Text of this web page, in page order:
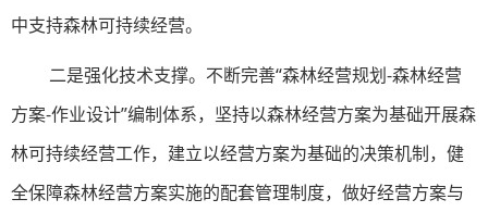
中支持森林可持续经营。
二是强化技术支撑。不断完善“森林经营规划-森林经营
方案-作业设计”编制体系，坚持以森林经营方案为基础开展森
林可持续经营工作，建立以经营方案为基础的决策机制，健
全保障森林经营方案实施的配套管理制度，做好经营方案与